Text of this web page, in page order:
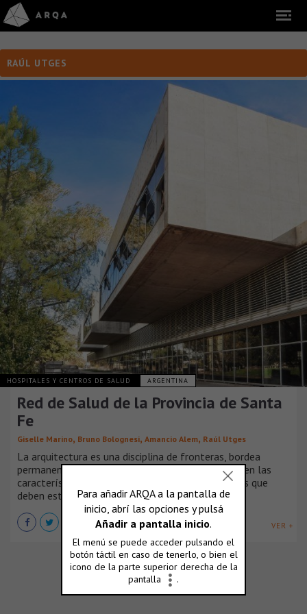
RAÚL UTGES
HOSPITALES Y CENTROS DE SALUD ARGENTINA
Red de Salud de la Provincia de Santa
Fe
Giselle Marino, Bruno Bolognesi, Amancio Alem, Raúl Utges
La arquitectura es una disciplina de fronteras, bordea
permanentemente otras disciplinas, sintetizando en las
características del diseño las relaciones y vínculos que
deben establecerse.
VER +